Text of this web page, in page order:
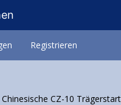
Registrieren
Chinesische CZ-10